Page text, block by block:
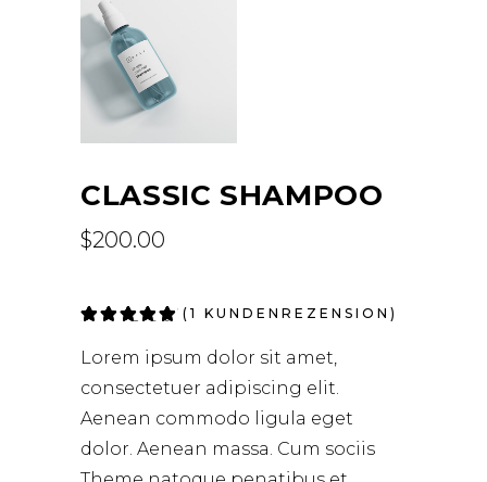
CLASSIC SHAMPOO
$200.00
Bewertet
basierend
1
Kundenbewertung
( 1 KUNDENREZENSION)
Lorem ipsum dolor sit amet,
consectetuer adipiscing elit.
Aenean commodo ligula eget
dolor. Aenean massa. Cum sociis